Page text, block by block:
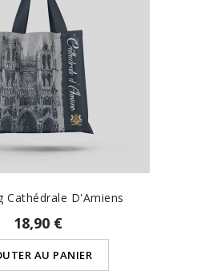
Cathédrale D'Amiens
18,90 €
AU PANIER